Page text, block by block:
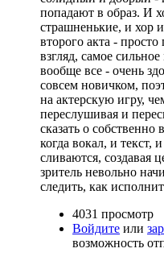
попадают в образ. И
страшненькие, и хор
второго акта -
взгляд, самое
вообще все - очень
совсем новичком,
на актерскую игру,
переслушивая и
сказать о собственно
когда вокал, и текст,
сливаются, создавая
зритель невольно
следить, как
4031 просмотр
Войдите или
возможность